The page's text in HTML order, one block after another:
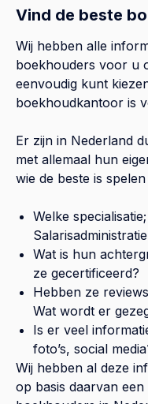
Vind de beste
Wij hebben alle
boekhouders voor u
eenvoudig kunt
boekhoudkantoor is
Er zijn in Nederland
met allemaal hun
wie de beste is
Welke
Wat is hun
ze gecertificeerd?
Hebben ze
Wat wordt er
Is er veel
foto’s, social
Wij hebben al deze
op basis daarvan